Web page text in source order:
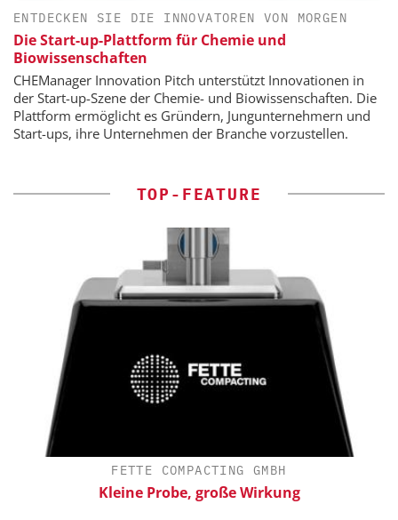
ENTDECKEN SIE DIE INNOVATOREN VON MORGEN
Die Start-up-Plattform für Chemie und
Biowissenschaften
CHEManager Innovation Pitch unterstützt Innovationen in
der Start-up-Szene der Chemie- und Biowissenschaften. Die
Plattform ermöglicht es Gründern, Jungunternehmern und
Start-ups, ihre Unternehmen der Branche vorzustellen.
TOP-FEATURE
FETTE COMPACTING GMBH
Kleine Probe, große Wirkung